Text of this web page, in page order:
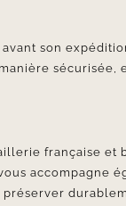
son
sécurisée,
française et
accompagne